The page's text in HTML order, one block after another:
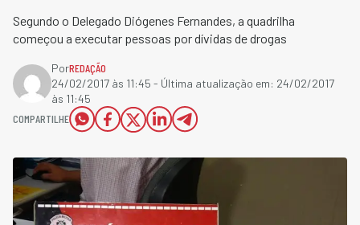
Segundo o Delegado Diógenes Fernandes, a quadrilha
começou a executar pessoas por dívidas de drogas
PorREDAÇÃO
24/02/2017 às 11:45 - Última atualização em: 24/02/2017
às 11:45
COMPARTILHE